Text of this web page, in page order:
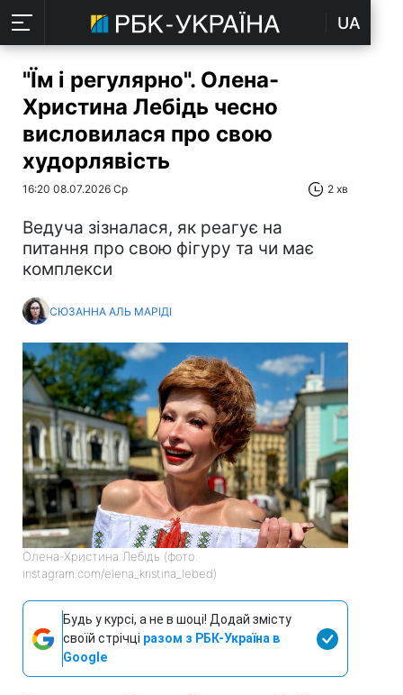
UA
"Їм і регулярно". Олена-
Христина Лебідь чесно
висловилася про свою
худорлявість
16:20 08.07.2026 Ср 2 хв
Ведуча зізналася, як реагує на
питання про свою фігуру та чи має
комплекси
СЮЗАННА АЛЬ МАРІДІ
Олена-Христина Лебідь (фото:
instagram.com/elena_kristina_lebed)
Будь у курсі, а не в шоці! Додай змісту
своїй стрічці разом з РБК-Україна в
Google